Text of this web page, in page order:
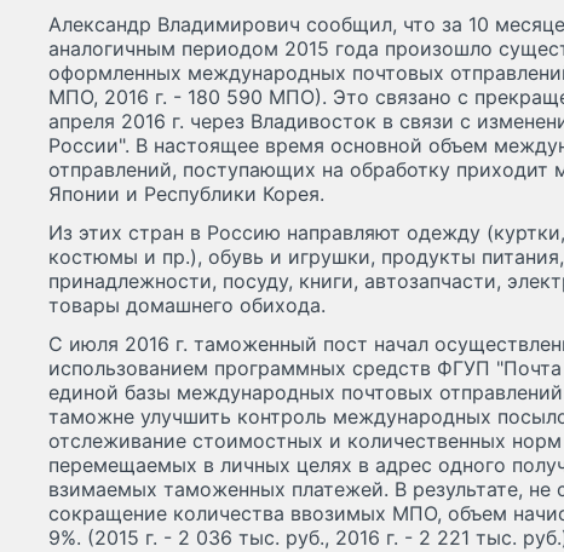
Александр Владимирович сообщил, что за 10
аналогичным периодом 2015 года произошло
оформленных международных почтовых
МПО, 2016 г. - 180 590 МПО). Это связано с
апреля 2016 г. через Владивосток в связи с
России". В настоящее время основной объем
отправлений, поступающих на обработку приходит
Японии и Республики Корея.
Из этих стран в Россию направляют одежду
костюмы и пр.), обувь и игрушки, продукты
принадлежности, посуду, книги, автозапчасти,
товары домашнего обихода.
С июля 2016 г. таможенный пост начал
использованием программных средств ФГУП
единой базы международных почтовых
таможне улучшить контроль международных
отслеживание стоимостных и количественных норм
перемещаемых в личных целях в адрес одного
взимаемых таможенных платежей. В результате, не
сокращение количества ввозимых МПО, объем
9%. (2015 г. - 2 036 тыс. руб., 2016 г. - 2 221 тыс.